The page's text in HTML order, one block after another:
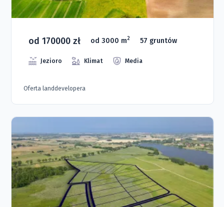
od 170000 zł od 3000 m2 57 gruntów
Jezioro Klimat Media
Oferta landdevelopera